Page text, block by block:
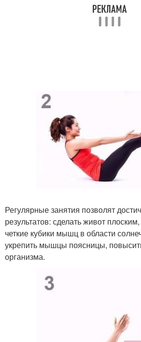
Регулярные занятия позволят
результатов: сделать живот
четкие кубики мышц в области
укрепить мышцы поясницы,
организма.